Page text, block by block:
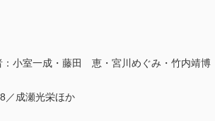
小室一成・藤田 恵・宮川めぐみ・竹内靖博
／成瀬光栄ほか